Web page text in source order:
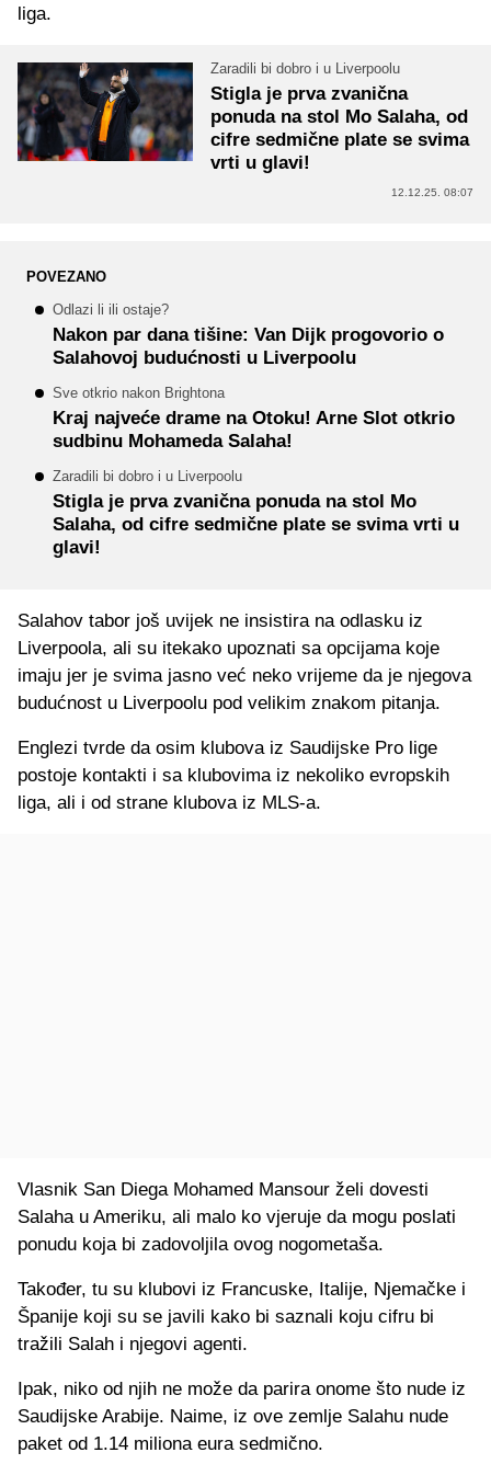
liga.
Zaradili bi dobro i u Liverpoolu
Stigla je prva zvanična
ponuda na stol Mo Salaha, od
cifre sedmične plate se svima
vrti u glavi!
12.12.25. 08:07
POVEZANO
Odlazi li ili ostaje?
Nakon par dana tišine: Van Dijk progovorio o
Salahovoj budućnosti u Liverpoolu
Sve otkrio nakon Brightona
Kraj najveće drame na Otoku! Arne Slot otkrio
sudbinu Mohameda Salaha!
Zaradili bi dobro i u Liverpoolu
Stigla je prva zvanična ponuda na stol Mo
Salaha, od cifre sedmične plate se svima vrti u
glavi!
Salahov tabor još uvijek ne insistira na odlasku iz
Liverpoola, ali su itekako upoznati sa opcijama koje
imaju jer je svima jasno već neko vrijeme da je njegova
budućnost u Liverpoolu pod velikim znakom pitanja.
Englezi tvrde da osim klubova iz Saudijske Pro lige
postoje kontakti i sa klubovima iz nekoliko evropskih
liga, ali i od strane klubova iz MLS-a.
Vlasnik San Diega Mohamed Mansour želi dovesti
Salaha u Ameriku, ali malo ko vjeruje da mogu poslati
ponudu koja bi zadovoljila ovog nogometaša.
Također, tu su klubovi iz Francuske, Italije, Njemačke i
Španije koji su se javili kako bi saznali koju cifru bi
tražili Salah i njegovi agenti.
Ipak, niko od njih ne može da parira onome što nude iz
Saudijske Arabije. Naime, iz ove zemlje Salahu nude
paket od 1.14 miliona eura sedmično.